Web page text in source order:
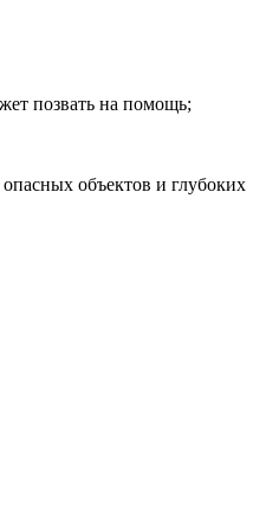
позвать на помощь;
объектов и глубоких